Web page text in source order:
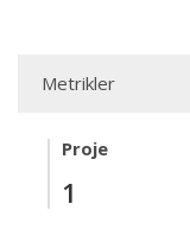
Metrikler
Proje
1